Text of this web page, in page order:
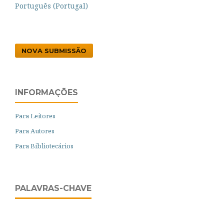
Português (Portugal)
NOVA SUBMISSÃO
INFORMAÇÕES
Para Leitores
Para Autores
Para Bibliotecários
PALAVRAS-CHAVE